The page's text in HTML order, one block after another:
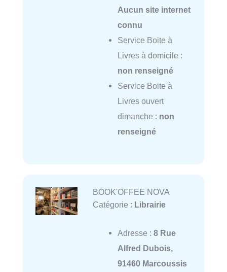
Aucun site internet
connu
Service Boite à
Livres à domicile :
non renseigné
Service Boite à
Livres ouvert
dimanche : non
renseigné
BOOK'OFFEE NOVA
Catégorie : Librairie
Adresse : 8 Rue
Alfred Dubois,
91460 Marcoussis